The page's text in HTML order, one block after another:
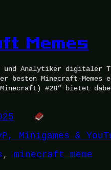
Memes
und Analytiker digitaler
Minecraft-Memes
(Minecraft) #28“ bietet
Minigames &
, minecraft meme